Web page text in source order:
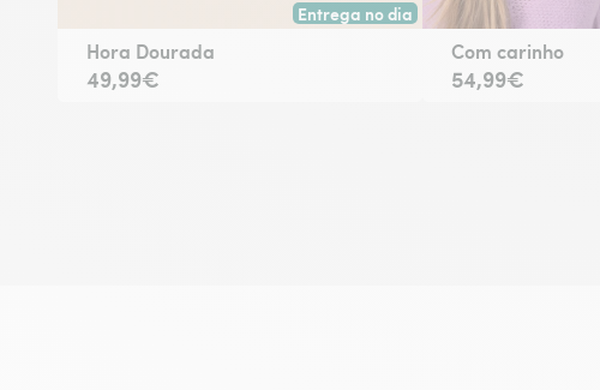
Entrega no dia
Entrega hoje ou na data à tua escolha.
Hora Dourada
49,99€
Com carinho
54,99€